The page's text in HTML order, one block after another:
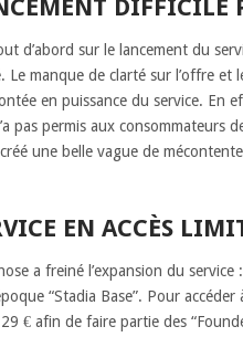
DIFFICILE
d’abord sur le lancement du
Le manque de clarté sur l’offre
en puissance du service. En
pas permis aux consommateurs
une belle vague de
EN ACCÈS
a freiné l’expansion du
“Stadia Base”. Pour
€ afin de faire partie des